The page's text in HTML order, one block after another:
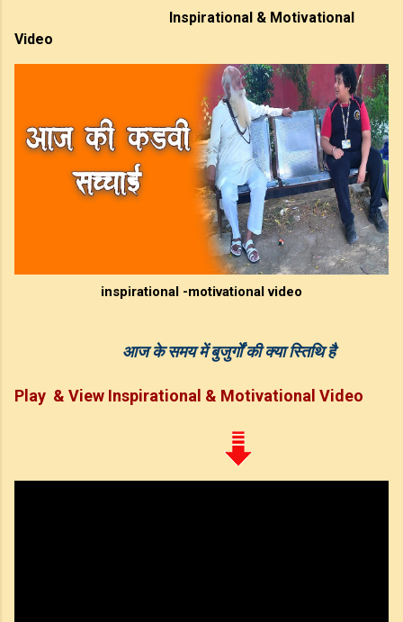
Inspirational & Motivational
Video
inspirational -motivational video
आज के समय में बुजुर्गों की क्या स्तिथि है
Play & View Inspirational & Motivational Video